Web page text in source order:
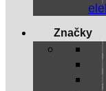
Značky